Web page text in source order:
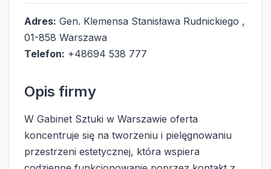
Adres: Gen. Klemensa Stanisława Rudnickiego ,
01-858 Warszawa
Telefon: +48694 538 777
Opis firmy
W Gabinet Sztuki w Warszawie oferta
koncentruje się na tworzeniu i pielęgnowaniu
przestrzeni estetycznej, która wspiera